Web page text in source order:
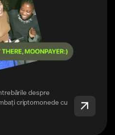
despre
criptomonede cu